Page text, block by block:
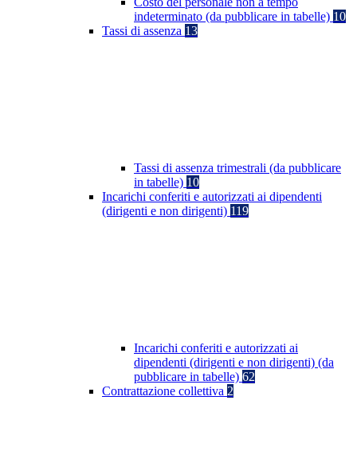
indeterminato (da pubblicare in tabelle) 10
Tassi di assenza 13
Tassi di assenza trimestrali (da pubblicare
in tabelle) 10
Incarichi conferiti e autorizzati ai dipendenti
(dirigenti e non dirigenti) 119
Incarichi conferiti e autorizzati ai
dipendenti (dirigenti e non dirigenti) (da
pubblicare in tabelle) 62
Contrattazione collettiva 2